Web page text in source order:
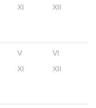
XI XII
V
VI
XI XII